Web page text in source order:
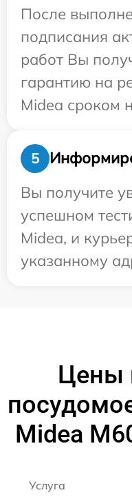
После
подписания
работ Вы
гарантию на
Midea сроком
5
Вы получите
успешном
Midea, и
указанному
Цены
Midea
Услуга